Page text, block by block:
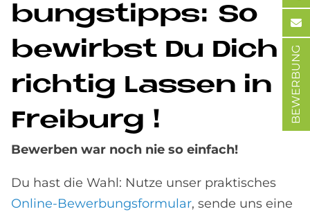
bungstipps: So
be­wirbst Du Dich
rich­tig Las­sen in
Frei­burg !
Bewerben war noch nie so einfach!
Du hast die Wahl: Nutze unser praktisches
Online-Bewerbungsformular, sende uns eine
BEWERBUNG